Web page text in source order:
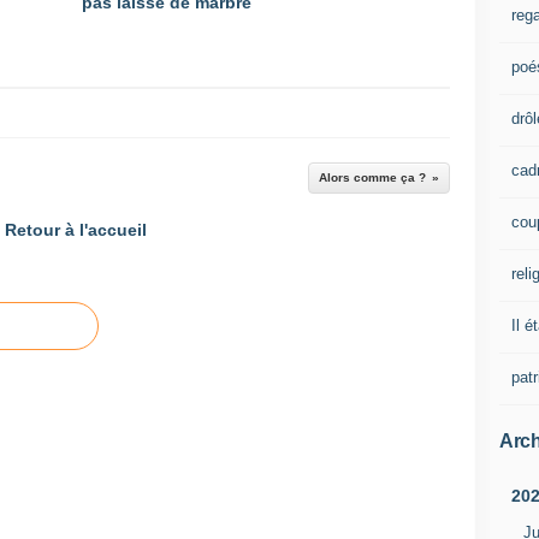
Alors comme ça ?
Retour à l'accueil
Il